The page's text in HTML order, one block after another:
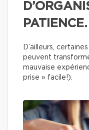
PATIENCE.
D’ailleurs,
peuvent
mauvaise
prise » facile!).